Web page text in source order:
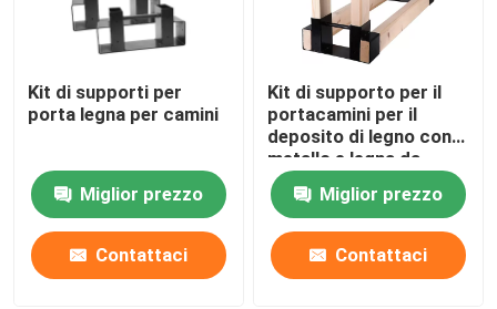
Kit di supporti per
porta legna per camini
Miglior prezzo
Contattaci
Kit di supporto per il
portacamini per il
deposito di legno con
metallo e legna da
ardere regolabili
Miglior prezzo
Contattaci